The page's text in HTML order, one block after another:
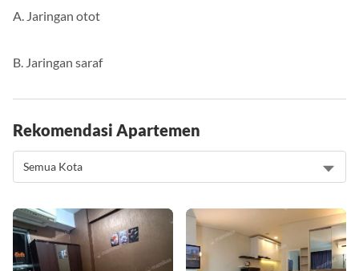
A. Jaringan otot
B. Jaringan saraf
Rekomendasi Apartemen